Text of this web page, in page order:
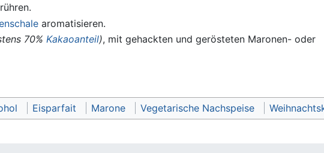
aromatisieren.
70% Kakaoanteil), mit gehackten und gerösteten Maronen- oder
Eisparfait Marone Vegetarische Nachspeise